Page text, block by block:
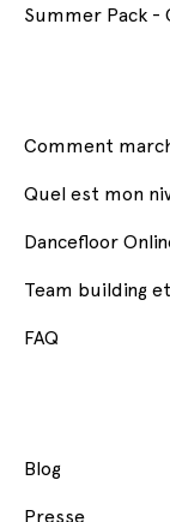
Summer Pack -
Comment
Quel est mon
Dancefloor
Team building
FAQ
Blog
Presse